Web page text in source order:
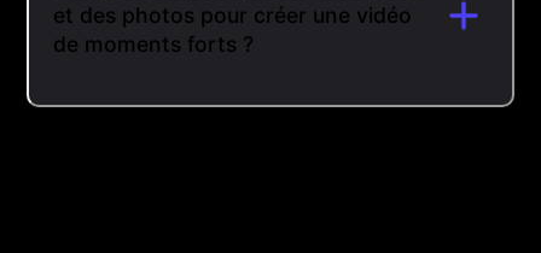
et des photos pour créer une vidéo
de moments forts ?